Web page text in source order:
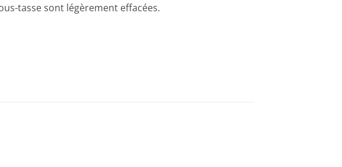
tasse sont légèrement effacées.